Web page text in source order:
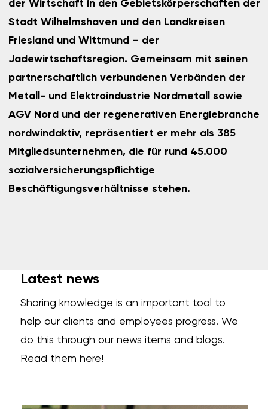
der Wirtschaft in den Gebietskörperschaften der
Stadt Wilhelmshaven und den Landkreisen
Friesland und Wittmund – der
Jadewirtschaftsregion. Gemeinsam mit seinen
partnerschaftlich verbundenen Verbänden der
Metall- und Elektroindustrie Nordmetall sowie
AGV Nord und der regenerativen Energiebranche
nordwindaktiv, repräsentiert er mehr als 385
Mitgliedsunternehmen, die für rund 45.000
sozialversicherungspflichtige
Beschäftigungsverhältnisse stehen.
Latest news
Sharing knowledge is an important tool to
help our clients and employees progress. We
do this through our news items and blogs.
Read them here!